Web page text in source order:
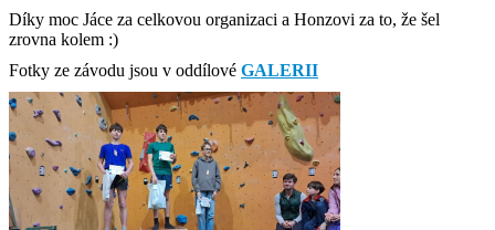
Díky moc Jáce za celkovou organizaci a Honzovi za to, že šel
zrovna kolem :)
Fotky ze závodu jsou v oddílové GALERII